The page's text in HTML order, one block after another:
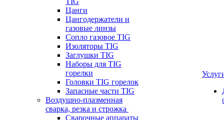
Цанги
Цангодержатели и
газовые линзы
Сопло газовое TIG
Изоляторы TIG
Заглушки TIG
Наборы для TIG
горелки
Головки TIG горелок
Запасные части TIG
Воздушно-плазменная
сварка, резка и строжка
Сварочные аппараты